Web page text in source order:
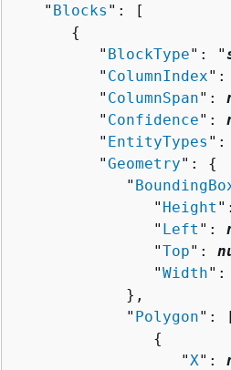
   "
Blocks ": [
{
         "
BlockType": "
         "
ColumnIndex":
         "
ColumnSpan":
         "
Confidence":
         "
EntityTypes ":
         "
Geometry": {
            "
               "
Height
               "
Left ":
               "
Top":
               "
Width":
            },
            "
Polygon":
{
                  "
X":